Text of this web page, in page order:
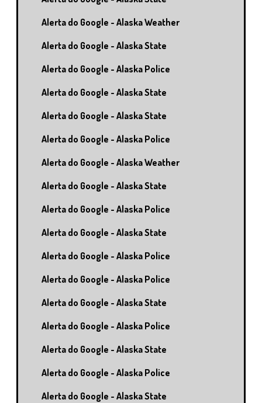
Alerta do Google - Alaska Weather
Alerta do Google - Alaska State
Alerta do Google - Alaska Police
Alerta do Google - Alaska State
Alerta do Google - Alaska State
Alerta do Google - Alaska Police
Alerta do Google - Alaska Weather
Alerta do Google - Alaska State
Alerta do Google - Alaska Police
Alerta do Google - Alaska State
Alerta do Google - Alaska Police
Alerta do Google - Alaska Police
Alerta do Google - Alaska State
Alerta do Google - Alaska Police
Alerta do Google - Alaska State
Alerta do Google - Alaska Police
Alerta do Google - Alaska State